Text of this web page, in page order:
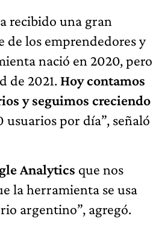
recibido una gran
de los emprendedores y
nació en 2020, pero
de 2021. Hoy contamos
y seguimos creciendo
usuarios por día”, señaló
Analytics que nos
la herramienta se usa
argentino”, agregó.